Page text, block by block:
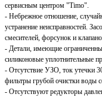
сервисным центром "Timo".
- Небрежное отношение,
устранение неисправностей.
смесителей, форсунок и
- Детали, имеющие
силиконовые уплотнительные
- Отсутствие УЗО, ток утечки
фильтры грубой очистки воды
- Отсутствуют редукторы